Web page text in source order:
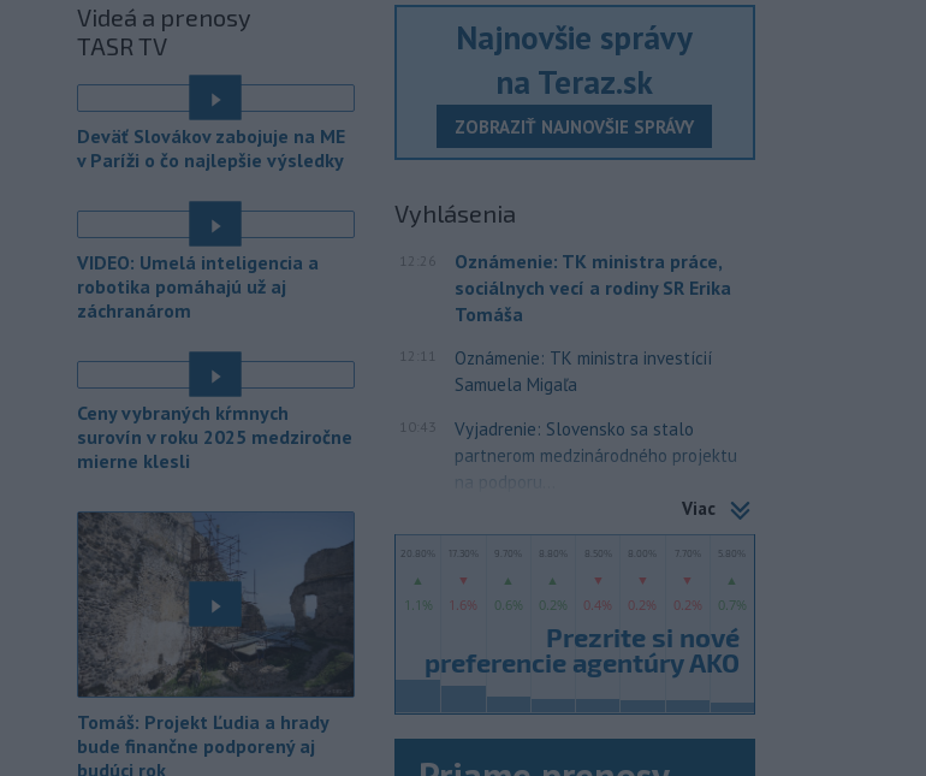
prekročenia hranice desaťtisícov
nelegálnych migrantov z Maroka do
španielskej exklávy Ceuta zomrelo
približne 100 ľudí, oznámil vo štvrtok
tamojší starosta Juan Jesús Vivas v
Európskom parlamente.
hydrometeorologického ústavu
(SHMÚ) vo štvrtok opäť zaznamenali
nový absolútny rekord teploty
vzduchu. V Dolných Plachtinciach v
okrese Veľký Krtíš dosiahla teplota
popoludní 42 stupňov Celzia.
13:41 - Podpredsedníčka
vykonávajúca funkciu predsedu
maďarskéhoNárodného
Nagyová vo štvrtok oznámila, že v
súlade s návrhom poslaneckého klubu
vládnej strany Tisza rozhodne
zákonodarný zbor o novej hlave štátu
na budúci utorok.
13:31 -
Európska komisia (EK) sa
pripravuje na možné dôsledky
úplného zatmenia Slnka na výrobu
elektriny v Európskej únii.
Videá a prenosy
TASR TV
Deväť Slovákov zabojuje na ME
v Paríži o čo najlepšie výsledky
VIDEO: Umelá inteligencia a
robotika pomáhajú už aj
záchranárom
Ceny vybraných kŕmnych
surovín v roku 2025 medziročne
mierne klesli
Tomáš: Projekt Ľudia a hrady
bude finančne podporený aj
budúci rok
Najnovšie správy
na Teraz.sk
ZOBRAZIŤ NAJNOVŠIE SPRÁVY
Vyhlásenia
12:26
Oznámenie: TK ministra práce,
sociálnych vecí a rodiny SR Erika
Tomáša
12:11
Oznámenie: TK ministra investícií
Samuela Migaľa
10:43
Vyjadrenie: Slovensko sa stalo
partnerom medzinárodného projektu
na podporu...
Viac